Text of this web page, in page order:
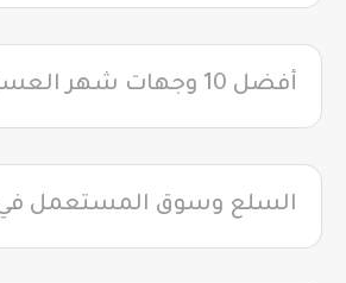
أفضل 10 وجهات شهر العسل في تركيا
السلع وسوق المستعمل